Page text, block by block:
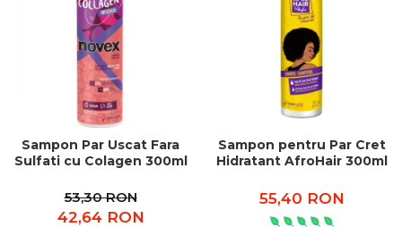
Sampon Par Uscat Fara
Sulfati cu Colagen 300ml
53,30 RON
42,64 RON
Sampon pentru Par Cret
Hidratant AfroHair 300ml
55,40 RON